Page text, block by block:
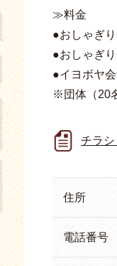
≫料金
●おしゃぎ
●おしゃぎ
●イヨボヤ
※団体（20
チラ
住所
電話番号